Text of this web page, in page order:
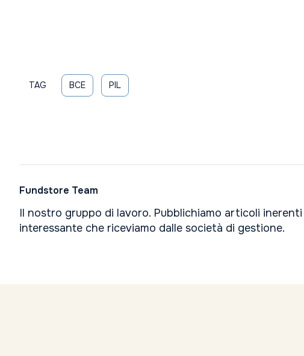
TAG BCE PIL
Fundstore Team
Il nostro gruppo di lavoro. Pubblichiamo articoli
interessante che riceviamo dalle società di gestione.